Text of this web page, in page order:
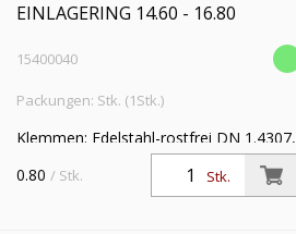
EINLAGERING 14.60 - 16.80
15400040
Packungen: Stk. (1Stk.)
Klemmen: Edelstahl-rostfrei DN 1.4307,
Einlagering: Edelstahl-rostfrei DIN
1.4310 VE: 100
Stk.
0.80 / Stk.